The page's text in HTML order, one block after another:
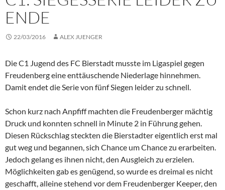
ENDE
22/03/2016 ALEX JUENGER
Die C1 Jugend des FC Bierstadt musste im Ligaspiel gegen
Freudenberg eine enttäuschende Niederlage hinnehmen.
Damit endet die Serie von fünf Siegen leider zu schnell.
Schon kurz nach Anpfiff machten die Freudenberger mächtig
Druck und konnten schnell in Minute 2 in Führung gehen.
Diesen Rückschlag steckten die Bierstadter eigentlich erst mal
gut weg und begannen, sich Chance um Chance zu erarbeiten.
Jedoch gelang es ihnen nicht, den Ausgleich zu erzielen.
Möglichkeiten gab es genügend, so wurde es dreimal es nicht
geschafft, alleine stehend vor dem Freudenberger Keeper, den